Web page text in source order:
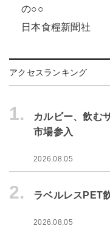
の○○
日本食糧新聞社
アクセスランキング
1.
カルビー、飲む
市場参入
2026.08.05
2. ラベルレスPET
2026.08.05